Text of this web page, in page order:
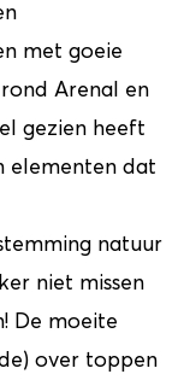
met goeie
rond Arenal en
gezien heeft
elementen dat
natuur
niet missen
De moeite
over toppen